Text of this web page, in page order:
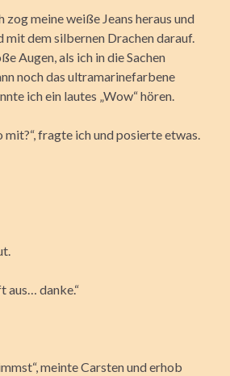
zog meine weiße Jeans heraus und
mit dem silbernen Drachen darauf.
Augen, als ich in die Sachen
noch das ultramarinefarbene
ich ein lautes „Wow“ hören.
mit?“, fragte ich und posierte etwas.
aus… danke.“
meinte Carsten und erhob